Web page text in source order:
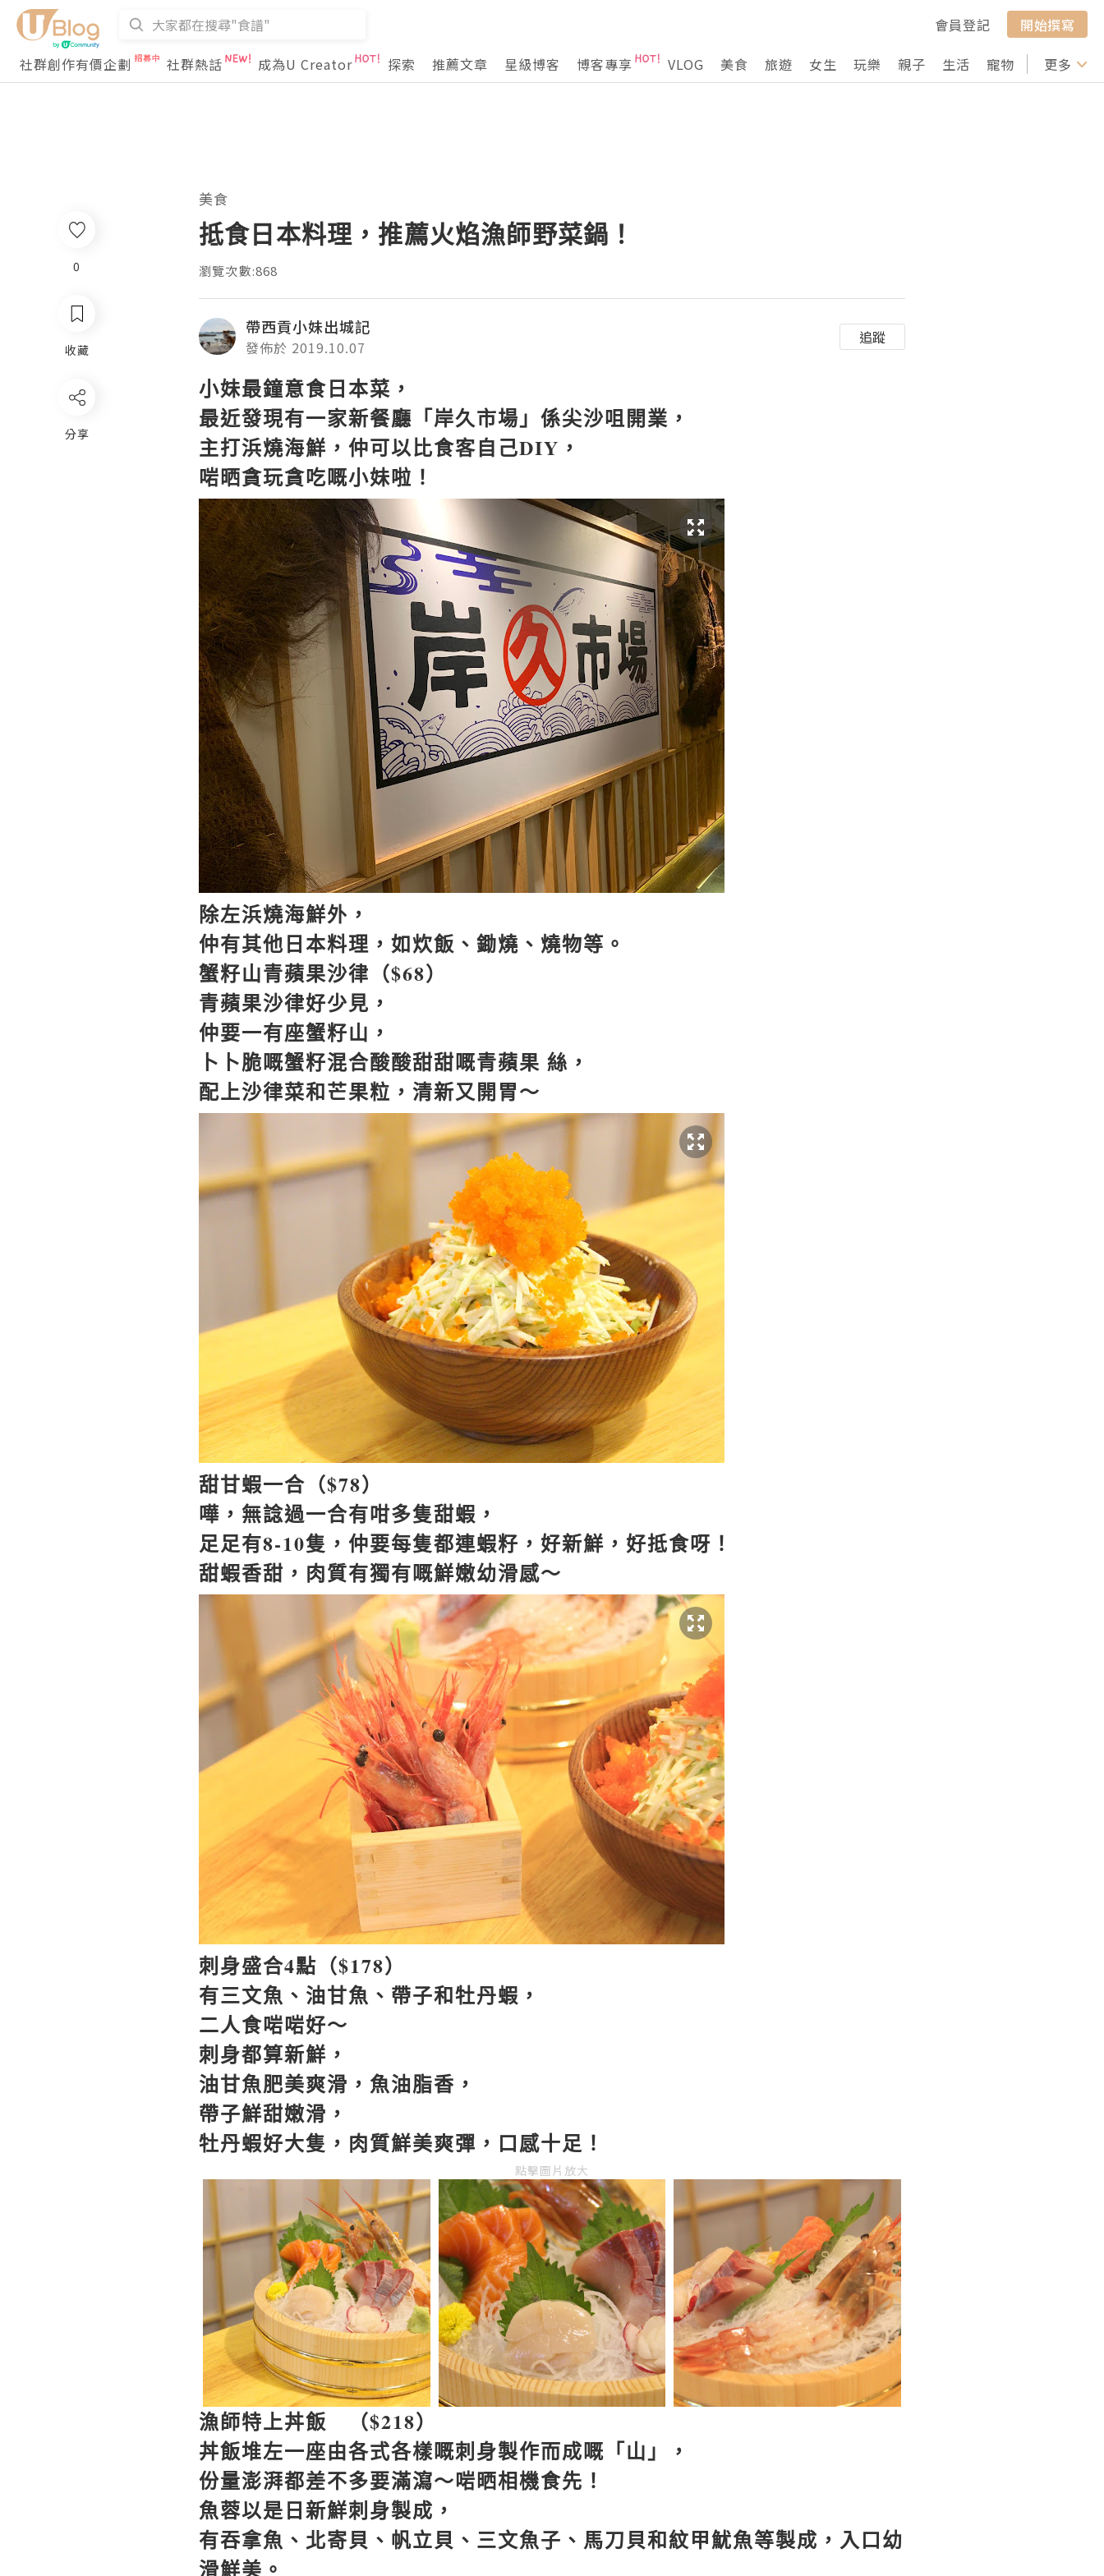
會員登記
開始撰寫
社群創作有價企劃
社群熱話 成為U Creator 探索 推薦文章 星級博客 博客專享 VLOG 美食 旅遊 女生 玩樂 親子 生活 寵物 行山 打卡
更多
0
收藏
分享
美食
抵食日本料理，推薦火焰漁師野菜鍋！
瀏覽次數:868
帶西貢小妹出城記
發佈於 2019.10.07
追蹤
小妹最鐘意食日本菜，
最近發現有一家新餐廳「岸久市場」係尖沙咀開業，
主打浜燒海鮮 ，仲可以比食客自己DIY ，
啱晒貪玩貪吃嘅小妹啦！
除左浜燒海鮮外，
仲有其他日本料理，如炊飯、鋤燒、燒物等。
蟹籽山青蘋果沙律（$68）
青蘋果沙律好少見，
仲要一有座蟹籽山，
卜卜脆嘅蟹籽混合酸酸甜甜嘅青蘋果 絲，
配上沙律菜和芒果粒，清新又開胃～
甜甘蝦一合（$78）
嘩，無諗過一合有咁多隻甜蝦，
足足有8-10隻，仲要每隻都連蝦籽，好新鮮，好抵食呀！
甜蝦香甜，肉質有獨有嘅鮮嫩幼滑感～
刺身盛合4點（$178）
有三文魚、油甘魚、帶子和牡丹蝦，
二人食啱啱好～
刺身都算新鮮，
油甘魚肥美爽滑，魚油脂香，
帶子鮮甜嫩滑，
牡丹蝦好大隻，肉質鮮美爽彈，口感十足！
點擊圖片放大
漁師特上丼飯 （$218）
丼飯堆左一座由各式各樣嘅刺身製作而成嘅「山」，
份量澎湃都差不多要滿瀉～啱晒相機食先！
魚蓉以是日新鮮刺身製成，
有吞拿魚、北寄貝、帆立貝、三文魚子、馬刀貝和紋甲魷魚等製成，入口幼
滑鮮美。